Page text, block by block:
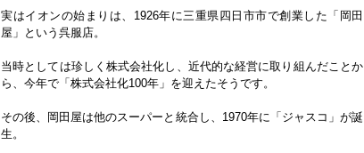
実はイオンの始まりは、1926年に三重県四日市市で創業した「岡田
屋」という呉服店。
当時としては珍しく株式会社化し、近代的な経営に取り組んだことか
ら、今年で「株式会社化100年」を迎えたそうです。
その後、岡田屋は他のスーパーと統合し、1970年に「ジャスコ」が誕
生。